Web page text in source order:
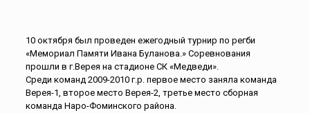
10 октября был проведен ежегодный турнир по регби
«Мемориал Памяти Ивана Буланова.» Соревнования
прошли в г.Верея на стадионе СК «Медведи».
Среди команд 2009-2010 г.р. первое место заняла команда
Верея-1, второе место Верея-2, третье место сборная
команда Наро-Фоминского района.